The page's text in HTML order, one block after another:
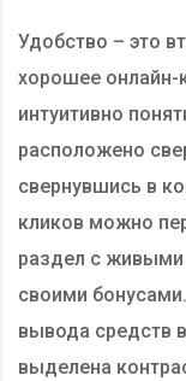
Удобство – это
хорошее онлайн-
интуитивно
расположено
свернувшись в
кликов можно
раздел с живыми
своими
вывода средств
выделена